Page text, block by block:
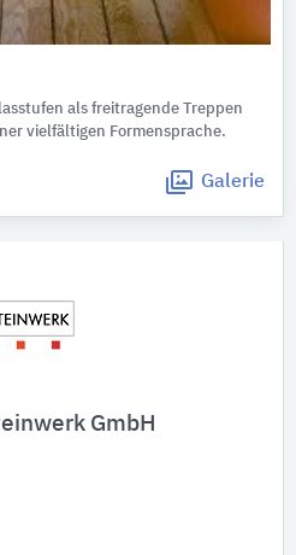
GmbH
als freitragende Treppen
vielfältigen Formensprache.
Galerie